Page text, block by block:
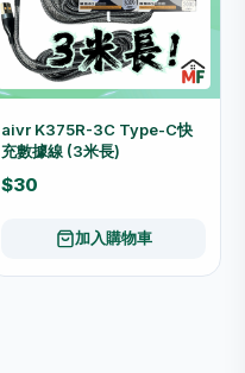
aivr K375R-3C Type-C快
充數據線 (3米長)
$30
加入購物車